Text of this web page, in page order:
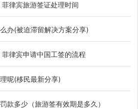
律宾旅游签证处理时间
办(被迫滞留解决方案分享)
律宾申请中国工签的流程
呢(移民最新分享)
款多少（旅游签有效期是多久）